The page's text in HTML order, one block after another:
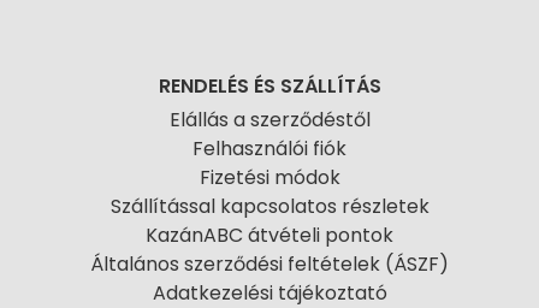
RENDELÉS ÉS SZÁLLÍTÁS
Elállás a szerződéstől
Felhasználói fiók
Fizetési módok
Szállítással kapcsolatos részletek
KazánABC átvételi pontok
Általános szerződési feltételek (ÁSZF)
Adatkezelési tájékoztató